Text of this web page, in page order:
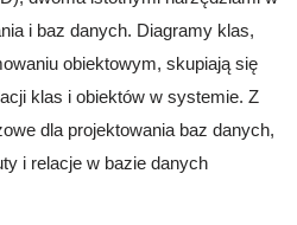
i baz danych. Diagramy klas,
obiektowym, skupiają się
klas i obiektów w systemie. Z
dla projektowania baz danych,
i relacje w bazie danych